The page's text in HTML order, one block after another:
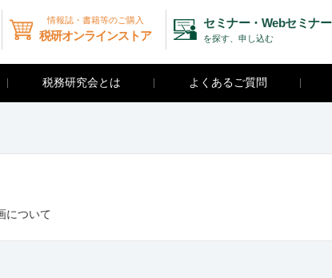
情報誌・書籍等のご購入
税研オンラインストア
セミナー・Webセミナー
を探す、申し込む
税務研究会とは よくあるご質問
について